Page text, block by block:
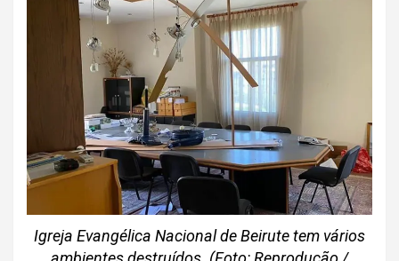
Igreja Evangélica Nacional de Beirute tem vários